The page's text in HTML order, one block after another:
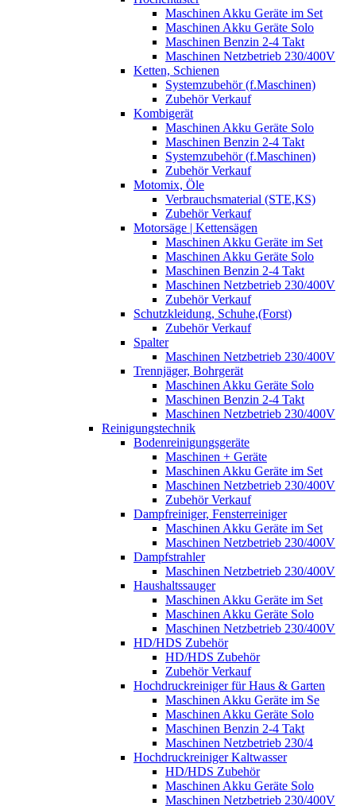
Maschinen Akku Geräte im Set
Maschinen Akku Geräte Solo
Maschinen Benzin 2-4 Takt
Maschinen Netzbetrieb 230/400V
Ketten, Schienen
Systemzubehör (f.Maschinen)
Zubehör Verkauf
Kombigerät
Maschinen Akku Geräte Solo
Maschinen Benzin 2-4 Takt
Systemzubehör (f.Maschinen)
Zubehör Verkauf
Motomix, Öle
Verbrauchsmaterial (STE,KS)
Zubehör Verkauf
Motorsäge | Kettensägen
Maschinen Akku Geräte im Set
Maschinen Akku Geräte Solo
Maschinen Benzin 2-4 Takt
Maschinen Netzbetrieb 230/400V
Zubehör Verkauf
Schutzkleidung, Schuhe,(Forst)
Zubehör Verkauf
Spalter
Maschinen Netzbetrieb 230/400V
Trennjäger, Bohrgerät
Maschinen Akku Geräte Solo
Maschinen Benzin 2-4 Takt
Maschinen Netzbetrieb 230/400V
Reinigungstechnik
Bodenreinigungsgeräte
Maschinen + Geräte
Maschinen Akku Geräte im Set
Maschinen Netzbetrieb 230/400V
Zubehör Verkauf
Dampfreiniger, Fensterreiniger
Maschinen Akku Geräte im Set
Maschinen Netzbetrieb 230/400V
Dampfstrahler
Maschinen Netzbetrieb 230/400V
Haushaltssauger
Maschinen Akku Geräte im Set
Maschinen Akku Geräte Solo
Maschinen Netzbetrieb 230/400V
HD/HDS Zubehör
HD/HDS Zubehör
Zubehör Verkauf
Hochdruckreiniger für Haus & Garten
Maschinen Akku Geräte im Se
Maschinen Akku Geräte Solo
Maschinen Benzin 2-4 Takt
Maschinen Netzbetrieb 230/4
Hochdruckreiniger Kaltwasser
HD/HDS Zubehör
Maschinen Akku Geräte Solo
Maschinen Netzbetrieb 230/400V